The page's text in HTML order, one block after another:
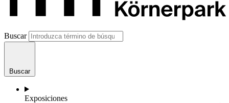
Buscar
Buscar
Exposiciones